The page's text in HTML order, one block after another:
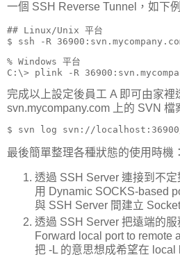
一個 SSH Reverse Tunnel，如下例
## Linux/Unix 平台
$ ssh -R
% Windows 平台
C:\> plink -R
完成以上設定後員工 A 即可由家裡
svn.mycompany.com 上的 SVN 檔
$ svn log svn://
最後簡單整理各種狀態的使用時機：
透過 SSH Server 連接到不
用 Dynamic SOCKS-based
與 SSH Server 間建立
透過 SSH Server 把遠端的
Forward local port to remote
把 -L 的意思想成希望在